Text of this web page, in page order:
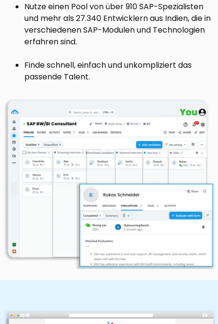
Nutze einen Pool von über 910 SAP-Spezialisten
und mehr als 27.340 Entwicklern aus Indien, die in
verschiedenen SAP-Modulen und Technologien
erfahren sind.
Finde schnell, einfach und unkompliziert das
passende Talent.